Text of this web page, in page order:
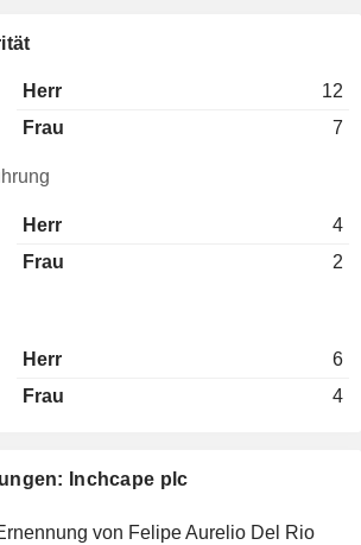
Inchcape plc
von Felipe Aurelio Del Rio
Herr
12
Frau
7
Herr
4
Frau
2
Herr
6
Frau
4